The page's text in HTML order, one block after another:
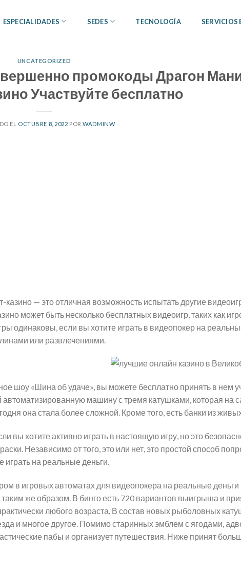
ESPECIALIDADES SEDES TECNOLOGÍA SERVICIOS
UNCATEGORIZED
промокоды Драгон
Участвуйте бесплатно
EL OCTUBRE 8, 2022 PORWADMINW
— это отличная возможность испытать другие
может быть несколько бесплатных видеоигр, таких как
одинаковы, если вы хотите играть в видеопокер на
или развлечениями.
шоу «Шина об удаче», вы можете бесплатно принять в нем
машину с тремя катушками, которая на
она стала более сложной. Кроме того, есть банки из
вы хотите активно играть в настоящую игру, но это
Независимо от того, это или нет, это простой способ
играть на реальные деньги.
в игровых автоматах для видеопокера на реальные
же образом. В бинго есть 720 вариантов выигрыша и
любого возраста. В состав новых рыболовных
и многое другое. Помимо старинных эмблем с ягодами,
пабы и организует путешествия. Ниже принят